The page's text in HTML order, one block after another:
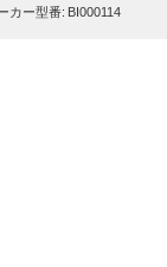
カー型番 BI000114